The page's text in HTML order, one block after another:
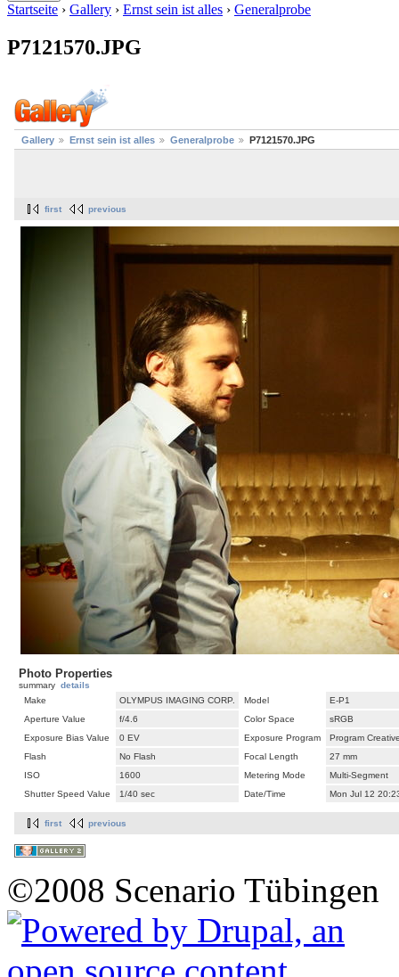
Startseite › Gallery › Ernst sein ist alles › Generalprobe
P7121570.JPG
Gallery Ernst sein ist alles Generalprobe P7121570.JPG
first previous
Photo Properties
summary details
Make
OLYMPUS IMAGING CORP. Model
E-P1
Aperture Value
f/4.6 Color Space
sRGB
Exposure Bias Value
0 EV Exposure Program
Program
Flash
No Flash Focal Length
27 mm
ISO
1600 Metering Mode
Multi-Segment
Shutter Speed Value
1/40 sec Date/Time Mon Jul 12
first previous
©2008 Scenario Tübingen